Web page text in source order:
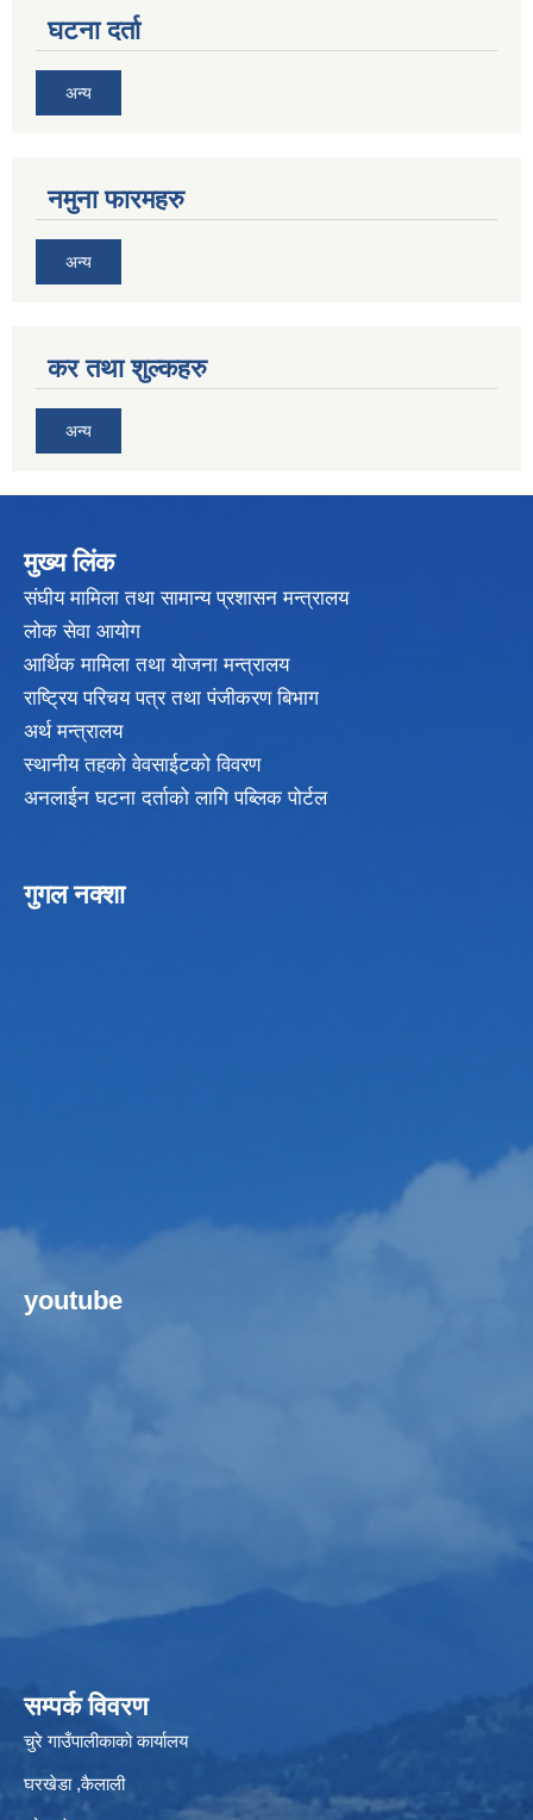
घटना दर्ता
अन्य
नमुना फारमहरु
अन्य
कर तथा शुल्कहरु
अन्य
मुख्य लिंक
संघीय मामिला तथा सामान्य प्रशासन मन्त्रालय
लोक सेवा आयोग
आर्थिक मामिला तथा योजना मन्त्रालय
राष्ट्रिय परिचय पत्र तथा पंजीकरण बिभाग
अर्थ मन्त्रालय
स्थानीय तहको वेवसाईटको विवरण
अनलाईन घटना दर्ताको लागि पब्लिक पोर्टल
गुगल नक्शा
youtube
सम्पर्क विवरण
चुरे गाउँपालीकाको कार्यालय
घरखेडा ,कैलाली